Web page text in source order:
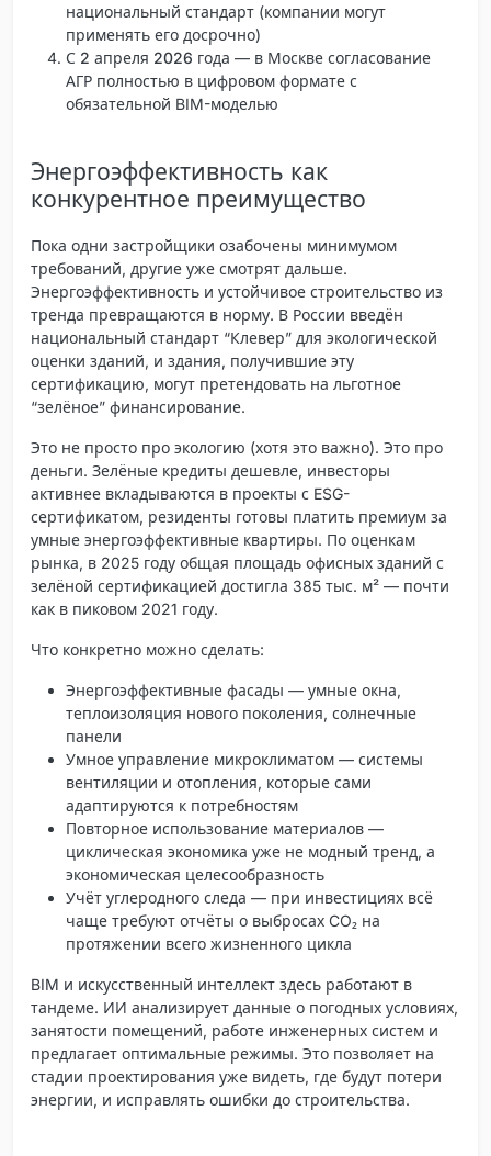
национальный стандарт (компании могут
применять его досрочно)
С 2 апреля 2026 года — в Москве согласование
АГР полностью в цифровом формате с
обязательной BIM-моделью
Энергоэффективность как
конкурентное преимущество
Пока одни застройщики озабочены минимумом
требований, другие уже смотрят дальше.
Энергоэффективность и устойчивое строительство из
тренда превращаются в норму. В России введён
национальный стандарт “Клевер” для экологической
оценки зданий, и здания, получившие эту
сертификацию, могут претендовать на льготное
“зелёное” финансирование.
Это не просто про экологию (хотя это важно). Это про
деньги. Зелёные кредиты дешевле, инвесторы
активнее вкладываются в проекты с ESG-
сертификатом, резиденты готовы платить премиум за
умные энергоэффективные квартиры. По оценкам
рынка, в 2025 году общая площадь офисных зданий с
зелёной сертификацией достигла 385 тыс. м² — почти
как в пиковом 2021 году.
Что конкретно можно сделать:
Энергоэффективные фасады — умные окна,
теплоизоляция нового поколения, солнечные
панели
Умное управление микроклиматом — системы
вентиляции и отопления, которые сами
адаптируются к потребностям
Повторное использование материалов —
циклическая экономика уже не модный тренд, а
экономическая целесообразность
Учёт углеродного следа — при инвестициях всё
чаще требуют отчёты о выбросах CO₂ на
протяжении всего жизненного цикла
BIM и искусственный интеллект здесь работают в
тандеме. ИИ анализирует данные о погодных условиях,
занятости помещений, работе инженерных систем и
предлагает оптимальные режимы. Это позволяет на
стадии проектирования уже видеть, где будут потери
энергии, и исправлять ошибки до строительства.